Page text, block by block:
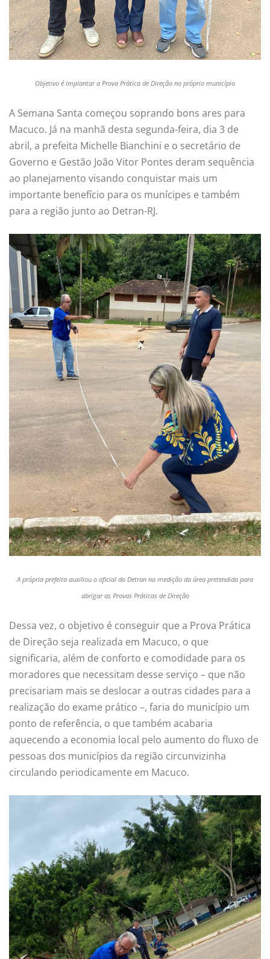
Objetivo é implantar a Prova Prática de Direção no próprio município
A Semana Santa começou soprando bons ares para
Macuco. Já na manhã desta segunda-feira, dia 3 de
abril, a prefeita Michelle Bianchini e o secretário de
Governo e Gestão João Vitor Pontes deram sequência
ao planejamento visando conquistar mais um
importante benefício para os munícipes e também
para a região junto ao Detran-RJ.
A própria prefeita auxiliou o oficial do Detran na medição da área pretendida para
abrigar as Provas Práticas de Direção
Dessa vez, o objetivo é conseguir que a Prova Prática
de Direção seja realizada em Macuco, o que
significaria, além de conforto e comodidade para os
moradores que necessitam desse serviço – que não
precisariam mais se deslocar a outras cidades para a
realização do exame prático –, faria do município um
ponto de referência, o que também acabaria
aquecendo a economia local pelo aumento do fluxo de
pessoas dos municípios da região circunvizinha
circulando periodicamente em Macuco.